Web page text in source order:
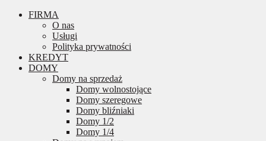
FIRMA
O nas
Usługi
Polityka prywatności
KREDYT
DOMY
Domy na sprzedaż
Domy wolnostojące
Domy szeregowe
Domy bliźniaki
Domy 1/2
Domy 1/4